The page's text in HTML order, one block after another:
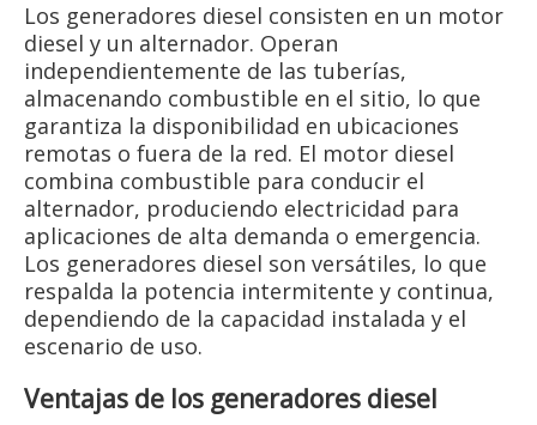
Los generadores diesel consisten en un motor
diesel y un alternador. Operan
independientemente de las tuberías,
almacenando combustible en el sitio, lo que
garantiza la disponibilidad en ubicaciones
remotas o fuera de la red. El motor diesel
combina combustible para conducir el
alternador, produciendo electricidad para
aplicaciones de alta demanda o emergencia.
Los generadores diesel son versátiles, lo que
respalda la potencia intermitente y continua,
dependiendo de la capacidad instalada y el
escenario de uso.
Ventajas de los generadores diesel